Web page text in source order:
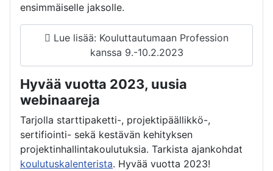
ensimmäiselle jaksolle.
Lue lisää: Kouluttautumaan Profession
kanssa 9.-10.2.2023
Hyvää vuotta 2023, uusia
webinaareja
Tarjolla starttipaketti-, projektipäällikkö-,
sertifiointi- sekä kestävän kehityksen
projektinhallintakoulutuksia. Tarkista ajankohdat
koulutuskalenterista. Hyvää vuotta 2023!